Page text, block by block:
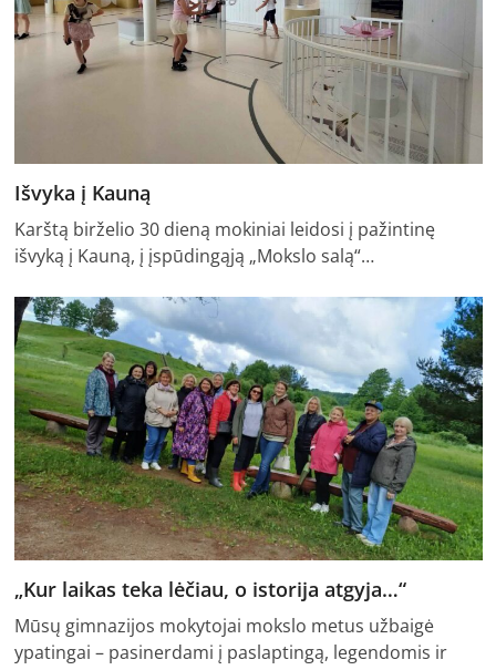
Išvyka į Kauną
Karštą birželio 30 dieną mokiniai leidosi į pažintinę
išvyką į Kauną, į įspūdingąją „Mokslo salą“…
„Kur laikas teka lėčiau, o istorija atgyja…“
Mūsų gimnazijos mokytojai mokslo metus užbaigė
ypatingai – pasinerdami į paslaptingą, legendomis ir